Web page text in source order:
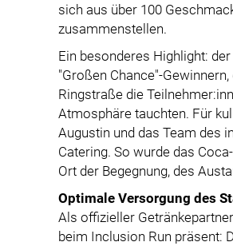
sich aus über 100
zusammenstellen.
Ein besonderes Highlight:
"Großen Chance"-
Ringstraße die
Atmosphäre tauchten. Für
Augustin und das Team des
Catering. So wurde das
Ort der Begegnung, des
Optimale Versorgung des
Als offizieller
beim Inclusion Run präsent: